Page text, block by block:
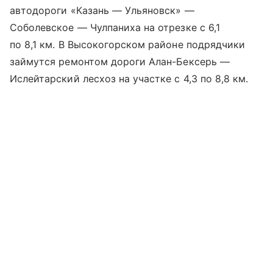
автодороги «Казань — Ульяновск» —
Соболевское — Чулпаниха на отрезке с 6,1
по 8,1 км. В Высокогорском районе подрядчики
займутся ремонтом дороги Алан-Бексерь —
Ислейтарский лесхоз на участке с 4,3 по 8,8 км.